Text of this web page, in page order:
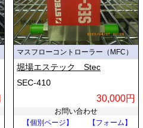
マスフローコントローラー（MFC）
堀場エステック Stec
SEC-410
30,000円
お問い合わせ
【個別ページ】
【フォーム】